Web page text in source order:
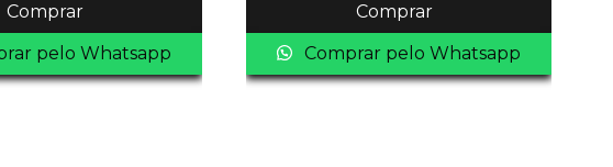
Comprar
pelo Whatsapp
Comprar
Comprar pelo Whatsapp